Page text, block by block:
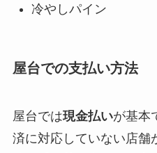
冷やしパイン
屋台での支払い方法
屋台では現金払いが基本
済に対応していない店舗